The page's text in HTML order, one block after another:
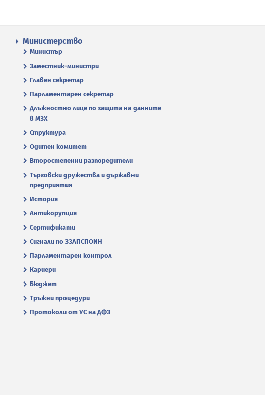
Министерство
Министър
Заместник-министри
Главен секретар
Парламентарен секретар
Длъжностно лице по защита на данните
в МЗХ
Структура
Одитен комитет
Второстепенни разпоредители
Търговски дружества и държавни
предприятия
История
Антикорупция
Сертификати
Сигнали по ЗЗЛПСПОИН
Парламентарен контрол
Кариери
Бюджет
Тръжни процедури
Протоколи от УС на ДФЗ